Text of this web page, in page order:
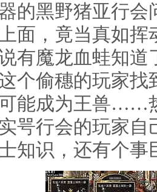
的黑野猪亚行
面，竟当真如
有魔龙血蛙知
个偷穗的玩家
能成为王兽……
咢行会的玩家
知识，还有个事